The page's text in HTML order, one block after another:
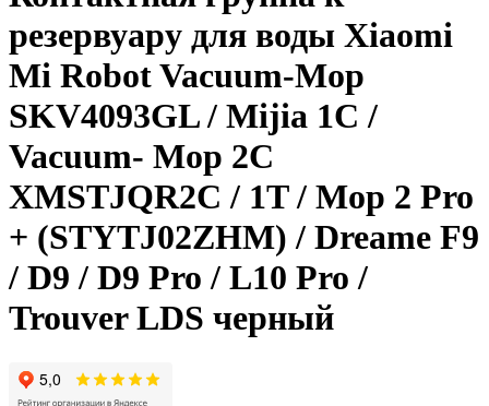
резервуару для воды Xiaomi
Mi Robot Vacuum-Mop
SKV4093GL / Mijia 1C /
Vacuum- Mop 2C
XMSTJQR2C / 1T / Mop 2 Pro
+ (STYTJ02ZHM) / Dreame F9
/ D9 / D9 Pro / L10 Pro /
Trouver LDS черный